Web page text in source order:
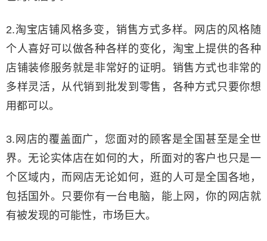
2.淘宝店铺风格多变，销售方式多样。网店的风格随
个人喜好可以做各种各样的变化，淘宝上提供的各种
店铺装修服务就是非常好的证明。销售方式也非常的
多样灵活，从代销到批发到零售，各种方式只要你想
用都可以。
3.网店的覆盖面广，您面对的顾客是全国甚至是全世
界。无论实体店在如何的大，所面对的客户也只是一
个区域内，而网店无论如何，逛的人可是全国各地，
包括国外。只要你有一台电脑，能上网，你的网店就
有被发现的可能性，市场巨大。